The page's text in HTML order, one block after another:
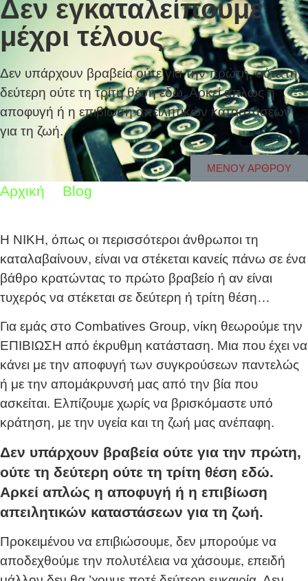
Δεν εγκαταλείπουμε
μέχρι τέλους
Δεν υπάρχουν βραβεία ούτε για την πρώτη, ούτε τη
δεύτερη ούτε τη τρίτη θέση εδώ. Αρκεί απλώς η
αποφυγή ή η επιβίωση απειλητικών καταστάσεων
για τη ζωή.
ΜΕΝΟΥ ΑΡΘΡΟΥ
Αρχική Blog
Η ΝΙΚΗ, όπως οι περισσότεροι άνθρωποι τη
καταλαβαίνουν, είναι να στέκεται κανείς πάνω σε ένα
βάθρο κρατώντας το πρώτο βραβείο ή αν είναι
τυχερός να στέκεται σε δεύτερη ή τρίτη θέση…
Για εμάς στο Combatives Group, νίκη θεωρούμε την
ΕΠΙΒΙΩΣΗ από έκρυθμη κατάσταση. Μια που έχει να
κάνει με την αποφυγή των συγκρούσεων παντελώς
ή με την απομάκρυνσή μας από την βία που
ασκείται. Ελπίζουμε χωρίς να βρισκόμαστε υπό
κράτηση, με την υγεία και τη ζωή μας ανέπαφη.
Δεν υπάρχουν βραβεία ούτε για την πρώτη,
ούτε τη δεύτερη ούτε τη τρίτη θέση εδώ.
Αρκεί απλώς η αποφυγή ή η επιβίωση
απειλητικών καταστάσεων για τη ζωή.
Προκειμένου να επιβιώσουμε, δεν μπορούμε να
αποδεχθούμε την πολυτέλεια να χάσουμε, επειδή